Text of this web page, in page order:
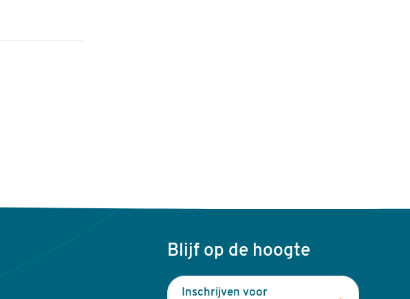
Blijf op de hoogte
Inschrijven voor